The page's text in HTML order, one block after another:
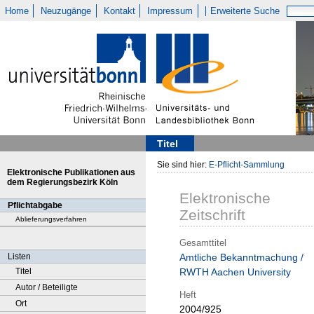
Home Neuzugänge Kontakt Impressum Erweiterte Suche
Titel
Elektronische Publikationen aus
dem Regierungsbezirk Köln
Pflichtabgabe
Ablieferungsverfahren
Listen
Titel
Autor / Beteiligte
Ort
Sie sind hier: E-Pflicht-Sammlung
Elektronische
Zeitschrift
Gesamttitel
Amtliche Bekanntmachung /
RWTH Aachen University
Heft
2004/925